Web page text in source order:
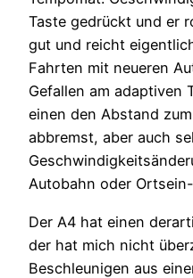
Taste gedrückt und er
gut und reicht
Fahrten mit neueren
Gefallen am adaptiven
einen den Abstand
abbremst, aber auch
Autobahn oder
Der A4 hat einen
der hat mich nicht
Beschleunigen aus